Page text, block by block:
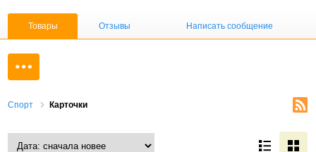
Товары Отзывы Написать сообщение
Спорт Карточки